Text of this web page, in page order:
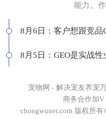
能力。
的，永
了SEO
质内容
所以我
送你品
台，才
宠物网 - 解决宠友养宠
商务合作加V
chongwunet.com 版权所